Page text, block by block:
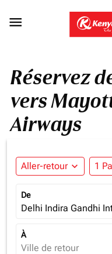

Réservez
vers
Airways
Aller-retour expand_more 1
De
Delhi Indira Gandhi
À
Ville de retour